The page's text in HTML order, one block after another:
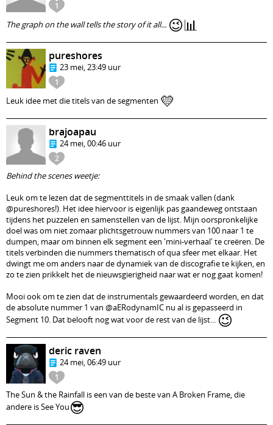
1
The graph on the wall tells the story of it all... 😉📊
1
pureshores
23 mei, 23:49 uur
Leuk idee met die titels van de segmenten 💛
2
brajoapau
24 mei, 00:46 uur
Behind the scenes weetje:
Leuk om te lezen dat de segmenttitels in de smaak vallen (dank
@pureshores!). Het idee hiervoor is eigenlijk pas gaandeweg ontstaan
tijdens het puzzelen en samenstellen van de lijst. Mijn oorspronkelijke
doel was om niet zomaar plichtsgetrouw nummers van 100 naar 1 te
dumpen, maar om binnen elk segment een 'mini-verhaal' te creëren. De
titels verbinden die nummers thematisch of qua sfeer met elkaar. Het
dwingt me om anders naar de dynamiek van de discografie te kijken, en
zo te zien prikkelt het de nieuwsgierigheid naar wat er nog gaat komen!
Mooi ook om te zien dat de instrumentals gewaardeerd worden, en dat
de absolute nummer 1 van @aERodynamIC nu al is gepasseerd in
Segment 10. Dat belooft nog wat voor de rest van de lijst... 😉
1
deric raven
24 mei, 06:49 uur
The Sun & the Rainfall is een van de beste van A Broken Frame, die
andere is See You😎